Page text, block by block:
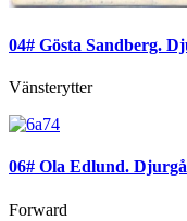
04# Gösta Sandberg.
Vänsterytter
06# Ola Edlund.
Forward